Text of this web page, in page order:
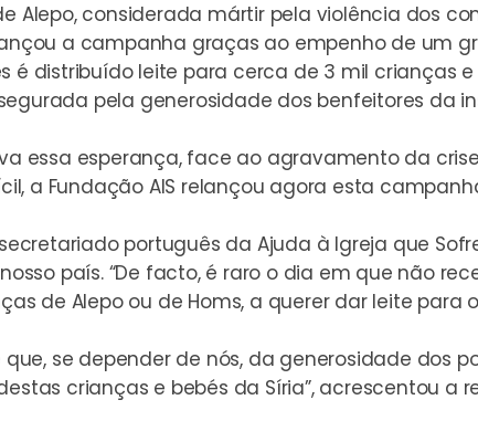
Alepo, considerada mártir pela violência dos
a campanha graças ao empenho de um
é distribuído leite para cerca de 3 mil crianças
pela generosidade dos benfeitores da
essa esperança, face ao agravamento da
a Fundação AIS relançou agora esta
português da Ajuda à Igreja que
país. “De facto, é raro o dia em que não
de Alepo ou de Homs, a querer dar leite para
que, se depender de nós, da generosidade
crianças e bebés da Síria”, acrescentou a